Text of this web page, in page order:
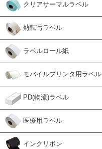
クリアサーマルラベル
熱転写ラベル
ラベルロール紙
モバイルプリンタ用ラベル
PD(物流)ラベル
医療用ラベル
インクリボン